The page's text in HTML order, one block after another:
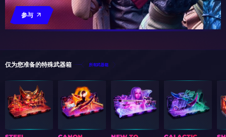
参与
仅为您准备的特殊武器箱 所有武器箱